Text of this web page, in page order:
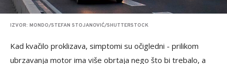
IZVOR: MONDO/STEFAN STOJANOVIĆ/SHUTTERSTOCK
Kad kvačilo proklizava, simptomi su očigledni - prilikom
ubrzavanja motor ima više obrtaja nego što bi trebalo, a